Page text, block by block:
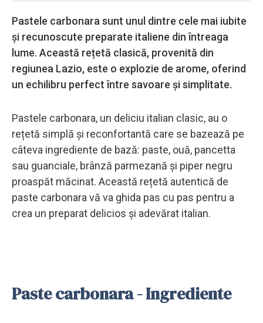
Pastele carbonara sunt unul dintre cele mai iubite
și recunoscute preparate italiene din întreaga
lume. Această rețetă clasică, provenită din
regiunea Lazio, este o explozie de arome, oferind
un echilibru perfect între savoare și simplitate.
Pastele carbonara, un deliciu italian clasic, au o
rețetă simplă și reconfortantă care se bazează pe
câteva ingrediente de bază: paste, ouă, pancetta
sau guanciale, brânză parmezană și piper negru
proaspăt măcinat. Această rețetă autentică de
paste carbonara vă va ghida pas cu pas pentru a
crea un preparat delicios și adevărat italian.
Paste carbonara - Ingrediente